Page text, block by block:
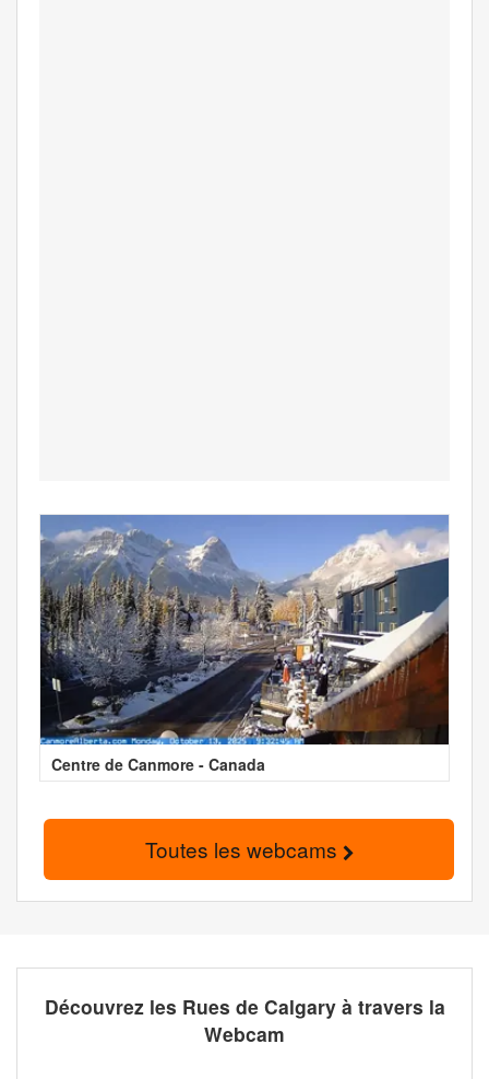
Centre de Canmore - Canada
Toutes les webcams
Découvrez les Rues de Calgary à travers la
Webcam